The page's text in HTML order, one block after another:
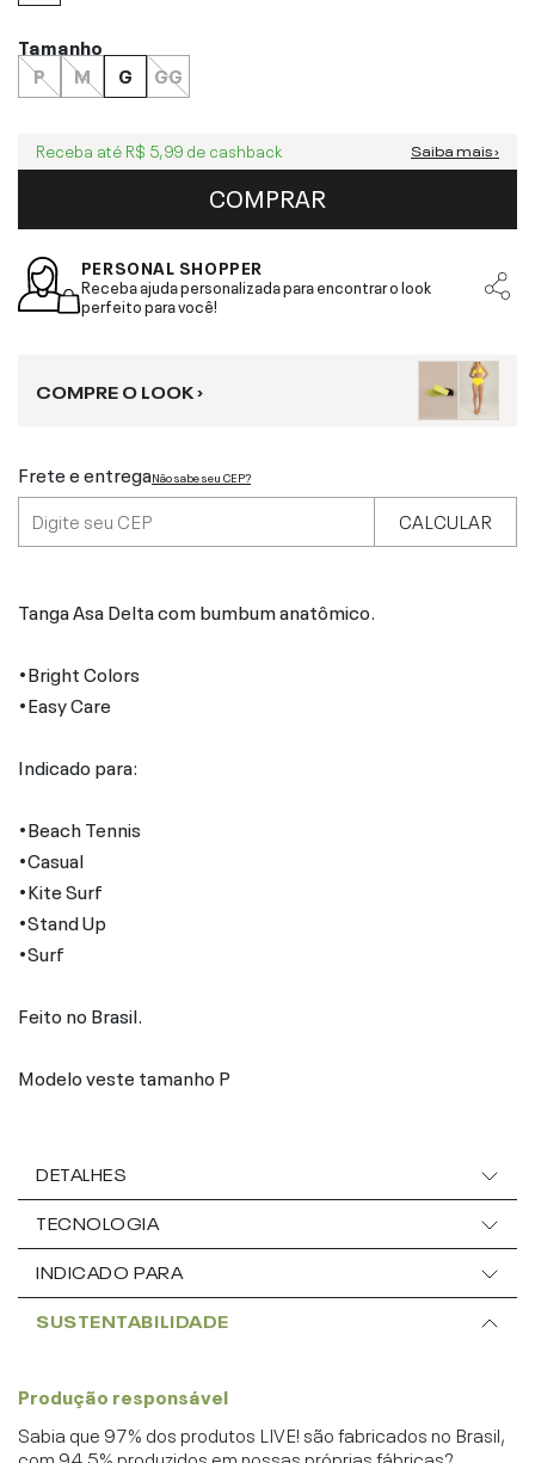
Tamanho
P
M G GG
Receba até R$ 5,99 de cashback Saiba mais ›
COMPRAR
PERSONAL SHOPPER
Receba ajuda personalizada para encontrar o look
perfeito para você!
COMPRE O LOOK ›
Frete e entregaNão sabe seu CEP?
CALCULAR
Tanga Asa Delta com bumbum anatômico.
•Bright Colors
•Easy Care
Indicado para:
•Beach Tennis
•Casual
•Kite Surf
•Stand Up
•Surf
Feito no Brasil.
Modelo veste tamanho P
DETALHES
TECNOLOGIA
INDICADO PARA
SUSTENTABILIDADE
Produção responsável
Sabia que 97% dos produtos LIVE! são fabricados no Brasil,
com 94,5% produzidos em nossas próprias fábricas?